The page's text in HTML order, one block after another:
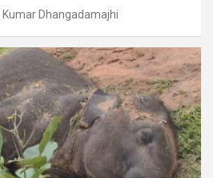
Kumar Dhangadamajhi